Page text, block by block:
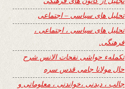
تحلیل های سیاسی – اجتماعی
تحلیل های سیاسی ، اجتماعی ،
فرهنگی.
تکملهء حواشی نفحات الانس شرح
حال مولانا جامی قدس سره
جالب ، دیدنی ،خواندنی ، معلوماتی و